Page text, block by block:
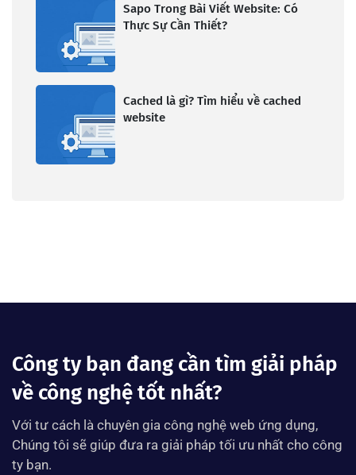
Sapo Trong Bài Viết Website: Có
Thực Sự Cần Thiết?
Cached là gì? Tìm hiểu về cached
website
Công ty bạn đang cần tìm giải pháp
về công nghệ tốt nhất?
Với tư cách là chuyên gia công nghệ web ứng dụng,
Chúng tôi sẽ giúp đưa ra giải pháp tối ưu nhất cho công
ty bạn.